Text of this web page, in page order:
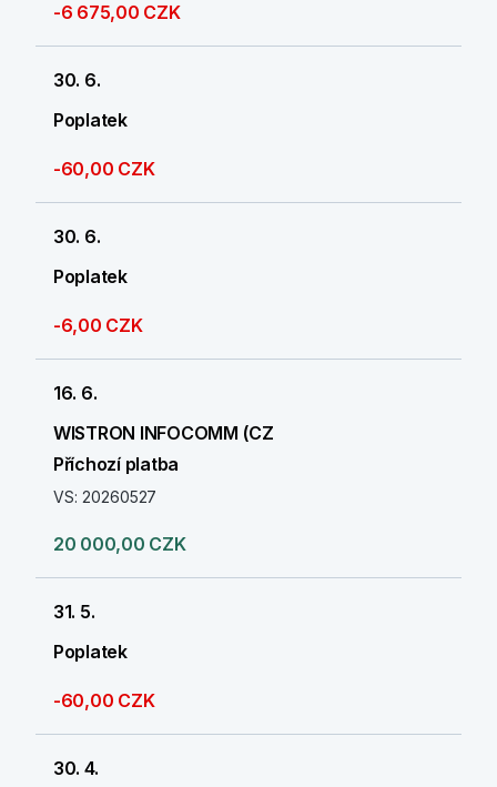
-6 675,00 CZK
30. 6.
Poplatek
-60,00 CZK
30. 6.
Poplatek
-6,00 CZK
16. 6.
WISTRON INFOCOMM (CZ
Příchozí platba
VS: 20260527
20 000,00 CZK
31. 5.
Poplatek
-60,00 CZK
30. 4.